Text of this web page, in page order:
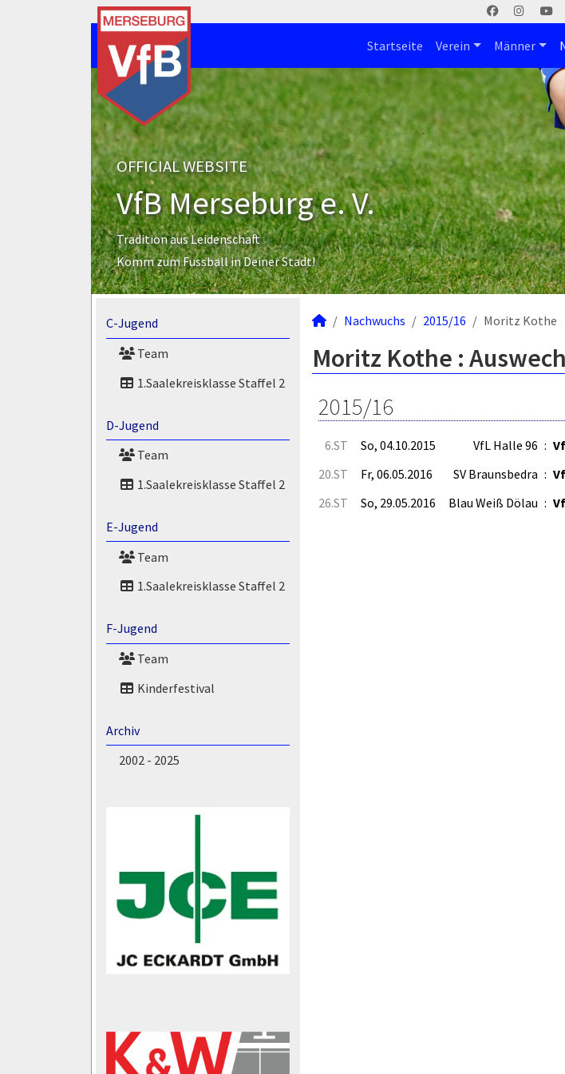
Startseite Verein Männer
OFFICIAL WEBSITE
VfB Merseburg e. V.
Tradition aus Leidenschaft
Komm zum Fussball in Deiner Stadt!
C-Jugend
Team
1.Saalekreisklasse Staffel 2
D-Jugend
Team
1.Saalekreisklasse Staffel 2
E-Jugend
Team
1.Saalekreisklasse Staffel 2
F-Jugend
Team
Kinderfestival
Archiv
2002 - 2025
Nachwuchs 2015/16 Moritz Kothe
Moritz Kothe :
2015/16
6.ST So, 04.10.2015 VfL Halle 96 :
20.ST Fr, 06.05.2016 SV Braunsbedra :
26.ST So, 29.05.2016 Blau Weiß Dölau :